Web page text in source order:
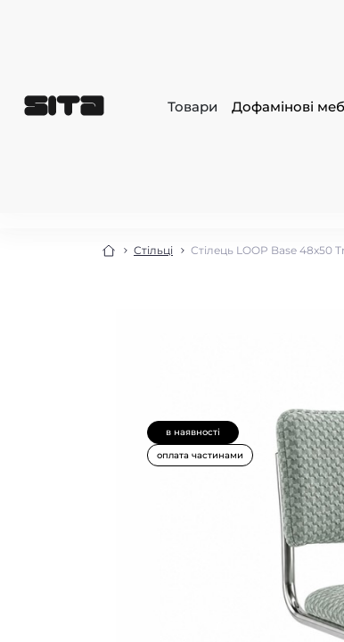
Товари Дофамінові
Стільці Стілець LOOP Base 48x50
в наявності
оплата частинами